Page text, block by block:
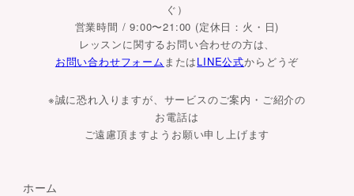
ぐ）
営業時間 / 9:00〜21:00 (定休日：火・日)
レッスンに関するお問い合わせの方は、
お問い合わせフォーム またはLINE公式からどうぞ
※誠に恐れ入りますが、サービスのご案内・ご紹介の
お電話は
ご遠慮頂ますようお願い申し上げます
ホーム